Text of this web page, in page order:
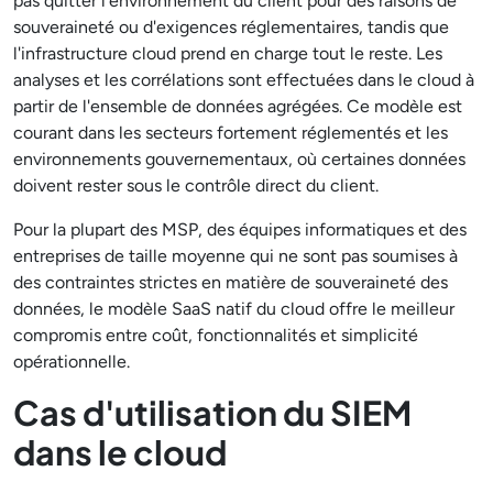
souveraineté ou d'exigences réglementaires, tandis que
l'infrastructure cloud prend en charge tout le reste. Les
analyses et les corrélations sont effectuées dans le cloud à
partir de l'ensemble de données agrégées. Ce modèle est
courant dans les secteurs fortement réglementés et les
environnements gouvernementaux, où certaines données
doivent rester sous le contrôle direct du client.
Pour la plupart des MSP, des équipes informatiques et des
entreprises de taille moyenne qui ne sont pas soumises à
des contraintes strictes en matière de souveraineté des
données, le modèle SaaS natif du cloud offre le meilleur
compromis entre coût, fonctionnalités et simplicité
opérationnelle.
Cas d'utilisation du SIEM
dans le cloud